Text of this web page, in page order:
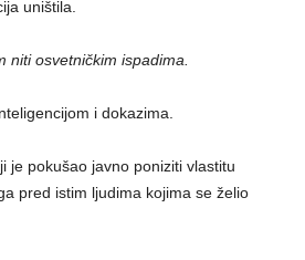
uništila.
niti osvetničkim ispadima.
i dokazima.
je pokušao javno poniziti vlastitu
pred istim ljudima kojima se želio